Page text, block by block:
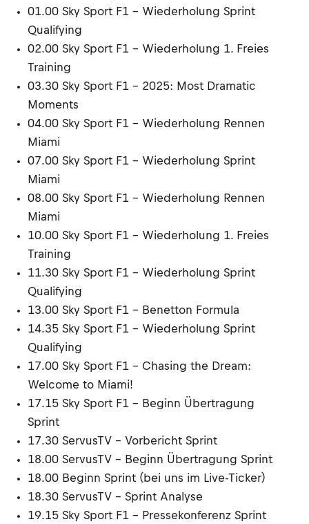
01.00 Sky Sport F1 – Wiederholung Sprint
Qualifying
02.00 Sky Sport F1 – Wiederholung 1. Freies
Training
03.30 Sky Sport F1 – 2025: Most Dramatic
Moments
04.00 Sky Sport F1 – Wiederholung Rennen
Miami
07.00 Sky Sport F1 – Wiederholung Sprint
Miami
08.00 Sky Sport F1 – Wiederholung Rennen
Miami
10.00 Sky Sport F1 – Wiederholung 1. Freies
Training
11.30 Sky Sport F1 – Wiederholung Sprint
Qualifying
13.00 Sky Sport F1 – Benetton Formula
14.35 Sky Sport F1 – Wiederholung Sprint
Qualifying
17.00 Sky Sport F1 – Chasing the Dream:
Welcome to Miami!
17.15 Sky Sport F1 – Beginn Übertragung
Sprint
17.30 ServusTV – Vorbericht Sprint
18.00 ServusTV – Beginn Übertragung Sprint
18.00 Beginn Sprint (bei uns im Live-Ticker)
18.30 ServusTV – Sprint Analyse
19.15 Sky Sport F1 – Pressekonferenz Sprint